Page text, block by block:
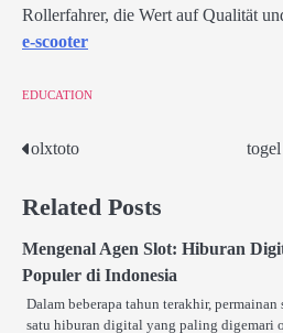
Rollerfahrer, die Wert auf Qualität
e-scooter
EDUCATION
Post
navigation
olxtoto
Related Posts
Mengenal Agen Slot: Hiburan
Populer di Indonesia
Dalam beberapa tahun terakhir,
satu hiburan digital yang paling digemari